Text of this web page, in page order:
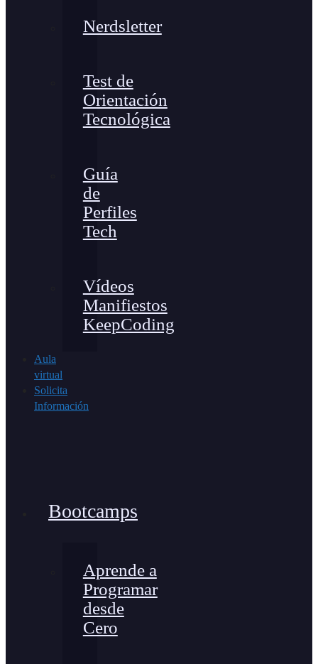
Nerdsletter
Test de
Orientación
Tecnológica
Guía
de
Perfiles
Tech
Vídeos
Manifiestos
KeepCoding
Aula
virtual
Solicita
Información
Bootcamps
Aprende a
Programar
desde
Cero